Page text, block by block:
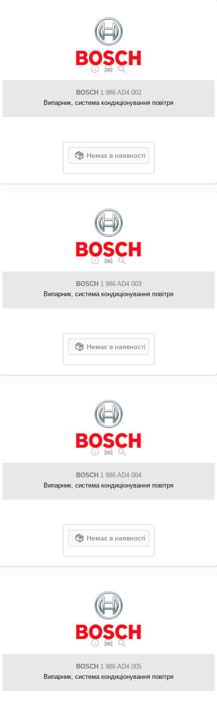
BOSCH 1 986 AD4 002
Випарник, система кондиціонування повітря
Немає в наявності
BOSCH 1 986 AD4 003
Випарник, система кондиціонування повітря
Немає в наявності
BOSCH 1 986 AD4 004
Випарник, система кондиціонування повітря
Немає в наявності
BOSCH 1 986 AD4 005
Випарник, система кондиціонування повітря